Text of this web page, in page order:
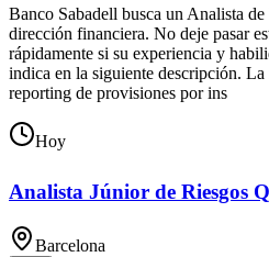
Banco Sabadell busca un Analista
dirección financiera. No deje pasar
rápidamente si su experiencia y
indica en la siguiente descripción.
reporting de provisiones por ins
Hoy
Analista Júnior de Riesgos
Barcelona